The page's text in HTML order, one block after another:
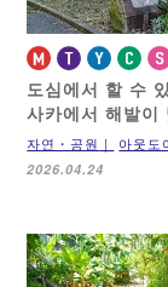
도심에서 할 수
사카에서 해발이
자연・공원
아웃도
2026.04.24